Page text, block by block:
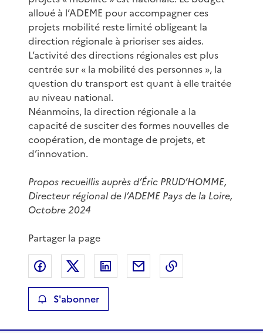
alloué à l’ADEME pour accompagner ces
projets mobilité reste limité obligeant la
direction régionale à prioriser ses aides.
L’activité des directions régionales est plus
centrée sur « la mobilité des personnes », la
question du transport est quant à elle traitée
au niveau national.
Néanmoins, la direction régionale a la
capacité de susciter des formes nouvelles de
coopération, de montage de projets, et
d’innovation.
Propos recueillis auprès d’Éric PRUD’HOMME,
Directeur régional de l’ADEME Pays de la Loire,
Octobre 2024
Partager la page
Partager sur Facebook
Partager sur XPartager sur LinkedIn
Partager par email
S'abonner